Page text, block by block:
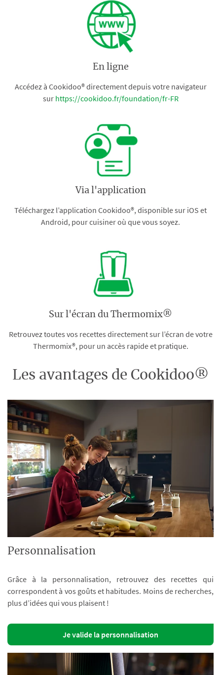
En ligne
Accédez à Cookidoo® directement depuis votre navigateur
sur https://cookidoo.fr/foundation/fr-FR
Via l'application
Téléchargez l’application Cookidoo®, disponible sur iOS et
Android, pour cuisiner où que vous soyez.
Sur l'écran du Thermomix®
Retrouvez toutes vos recettes directement sur l’écran de votre
Thermomix®, pour un accès rapide et pratique.
Les avantages de Cookidoo®
Personnalisation
Grâce à la personnalisation, retrouvez des recettes qui
correspondent à vos goûts et habitudes. Moins de recherches,
plus d’idées qui vous plaisent !
Je valide la personnalisation